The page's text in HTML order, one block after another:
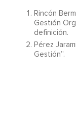
Rincón
Gestión
definición.
Pérez
Gestión”.